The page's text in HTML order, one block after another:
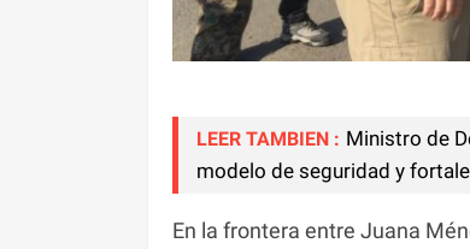
LEER TAMBIEN : Ministro de
modelo de seguridad y
En la frontera entre Juana